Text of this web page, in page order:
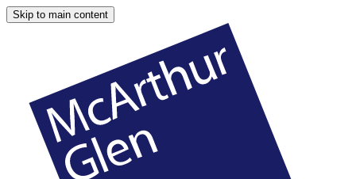
Skip to main content